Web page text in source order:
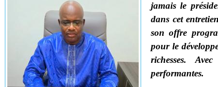
jamais le
dans cet
son offre
pour le
richesses.
performantes.